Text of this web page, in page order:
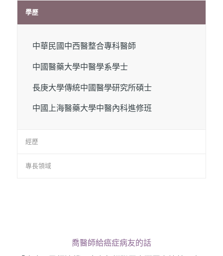
學歷
中華民國中西醫整合專科醫師
中國醫藥大學中醫學系學士
長庚大學傳統中國醫學研究所碩士
中國上海醫藥大學中醫內科進修班
經歷
專長領域
喬醫師給癌症病友的話